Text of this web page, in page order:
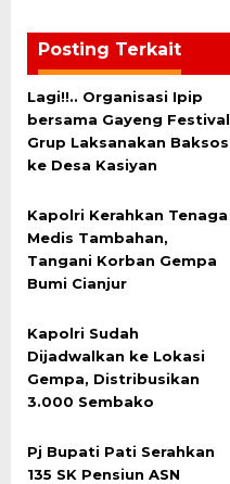
Posting Terkait
Lagi!!.. Organisasi Ipip
bersama Gayeng Festival
Grup Laksanakan Baksos
ke Desa Kasiyan
Kapolri Kerahkan Tenaga
Medis Tambahan,
Tangani Korban Gempa
Bumi Cianjur
Kapolri Sudah
Dijadwalkan ke Lokasi
Gempa, Distribusikan
3.000 Sembako
Pj Bupati Pati Serahkan
135 SK Pensiun ASN